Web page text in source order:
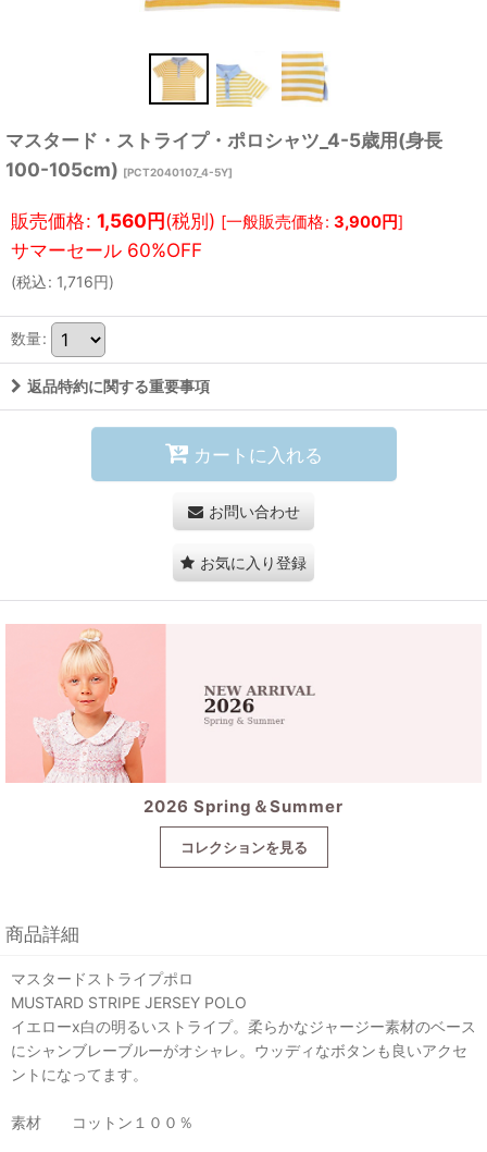
マスタード・ストライプ・ポロシャツ_4-5歳用(身長
100-105cm) [PCT2040107_4-5Y]
販売価格: 1,560円(税別) [一般販売価格: 3,900円]
(税込: 1,716円)
数量:
返品特約に関する重要事項
カートに入れる
お問い合わせ
お気に入り登録
2026 Spring＆Summer
コレクションを見る
商品詳細
マスタードストライプポロ
MUSTARD STRIPE JERSEY POLO
イエローx白の明るいストライプ。柔らかなジャージー素材のベース
にシャンブレーブルーがオシャレ。ウッディなボタンも良いアクセ
ントになってます。
素材 コットン１００％